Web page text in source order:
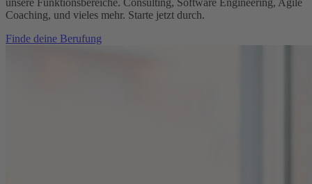
Coaching, und vieles mehr. Starte jetzt durch.
Finde deine Berufung